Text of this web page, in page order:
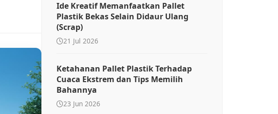
Ide Kreatif Memanfaatkan Pallet
Plastik Bekas Selain Didaur Ulang
(Scrap)
21 Jul 2026
Ketahanan Pallet Plastik Terhadap
Cuaca Ekstrem dan Tips Memilih
Bahannya
23 Jun 2026